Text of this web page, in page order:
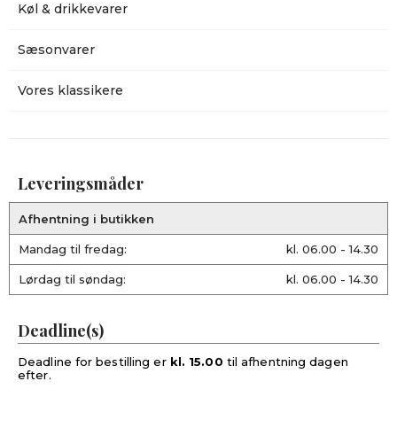
Køl & drikkevarer
Sæsonvarer
Vores klassikere
Leveringsmåder
Afhentning i butikken
Mandag til fredag: kl. 06.00 - 14.30
Lørdag til søndag: kl. 06.00 - 14.30
Deadline(s)
Deadline for bestilling er kl. 15.00 til afhentning dagen
efter.